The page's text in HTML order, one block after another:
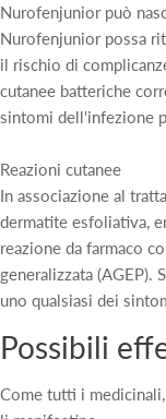
Nurofenjunior può
Nurofenjunior possa
il rischio di
cutanee batteriche
sintomi dell'infezione
Reazioni cutanee
In associazione al
dermatite esfoliativa,
reazione da farmaco
generalizzata
uno qualsiasi dei
Possibili
Come tutti i